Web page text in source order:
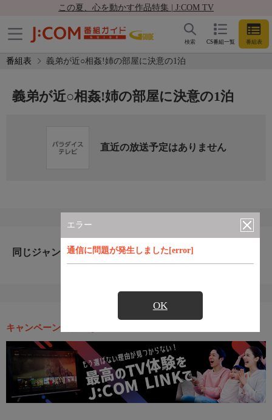
この夏、心を動かす作品特集 | J:COM TV
CS番組一覧 番組表
検索
番組表 義弟が近○相姦!姉の部屋に決意の1泊
エラー
通信に問題が発生しました[error]
OK
義弟が近○相姦!姉の部屋に決意の1泊
直近の放送予定はありません
同じジャンルのおすすめ番組
キャンペーン・お得な情報